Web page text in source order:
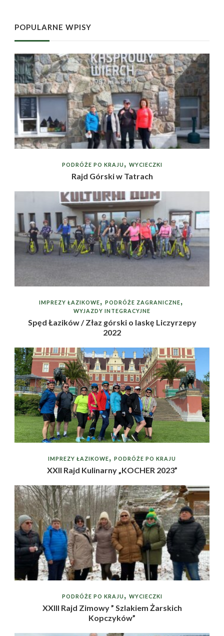
POPULARNE WPISY
PODRÓŻE PO KRAJU WYCIECZKI
Rajd Górski w Tatrach
IMPREZY ŁAZIKOWE
PODRÓŻE ZAGRANICZNE
WYJAZDY INTEGRACYJNE
Spęd Łazików / Złaz górski o laskę Liczyrzepy
2022
IMPREZY ŁAZIKOWE PODRÓŻE PO KRAJU
XXII Rajd Kulinarny „KOCHER 2023”
PODRÓŻE PO KRAJU WYCIECZKI
XXIII Rajd Zimowy ” Szlakiem Żarskich
Kopczyków”